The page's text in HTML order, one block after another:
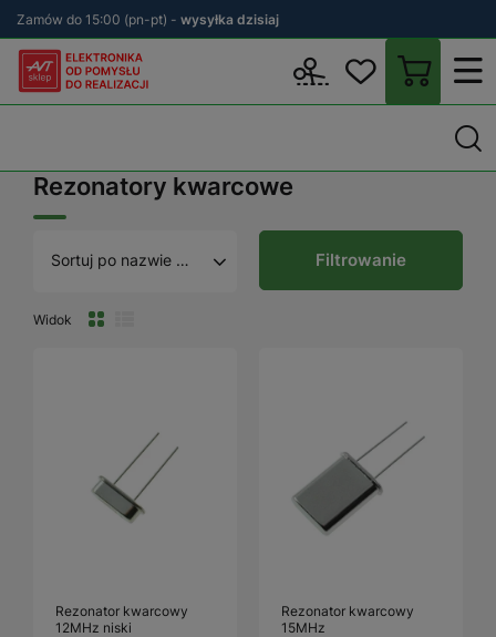
Zamów do 15:00 (pn-pt) - wysyłka dzisiaj
Rezonatory kwarcowe
Sortuj po nazwie A - Z
Widok
Filtrowanie
Rezonator kwarcowy
12MHz niski
Rezonator kwarcowy
15MHz